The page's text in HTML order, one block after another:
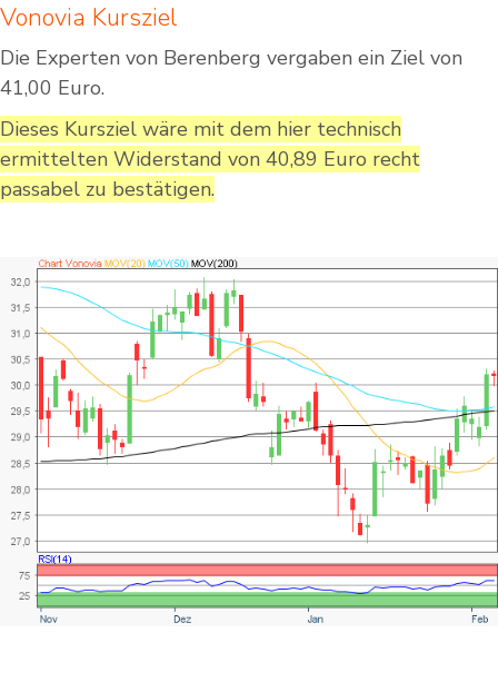
Vonovia Kursziel
Die Experten von Berenberg vergaben ein Ziel von
41,00 Euro.
Dieses Kursziel wäre mit dem hier technisch
ermittelten Widerstand von 40,89 Euro recht
passabel zu bestätigen.